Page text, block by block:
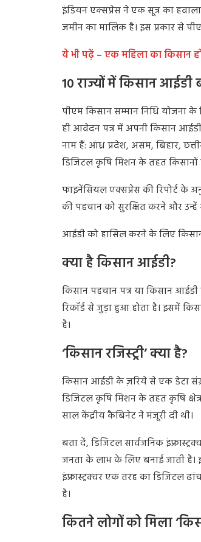
इंडियन एक्सप्रेस ने एक सूत्र का
जमीन का मालिक है। इस प्रकार से
ये भी पढ़ें – एक महिला का किसान
10 राज्यों में किसान आईडी
पीएम किसान सम्मान निधि योजना
ही आवेदन पत्र में अपनी किसान आईडी
नाम हैं: आंध्र प्रदेश, असम, बिहार,
डिजिटल कृषि मिशन के तहत किसानों
फाइनेंसियल एक्सप्रेस की रिपोर्ट के
की पहचान को सुरक्षित करने और
आईडी को हासिल करने के लिए
क्या है किसान आईडी?
किसान पहचान पत्र या किसान
रिकॉर्ड से जुड़ा हुआ होता है। इसमें
है।
‘किसान रजिस्ट्री’ क्या है?
किसान आईडी के ज़रिये से एक डेटा
डिजिटल कृषि मिशन के तहत कृषि
साल केंद्रीय कैबिनेट ने मंजूरी दी थी।
बता दें, डिजिटल सार्वजनिक
जनता के लाभ के लिए बनाई जाती है।
इंफ्रास्ट्रक्चर एक तरह का डिजिटल
है।
कितने लोगों को मिला